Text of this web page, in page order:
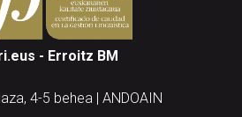
- Erroitz BM
4-5 behea | ANDOAIN